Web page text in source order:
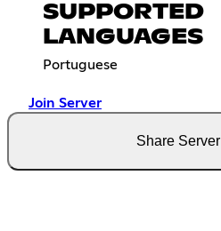
SUPPORTED
LANGUAGES
Portuguese
Join Server
Share Server